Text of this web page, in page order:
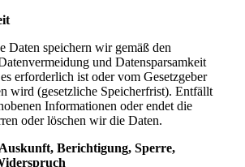
Daten speichern wir gemäß den
und Datensparsamkeit
erforderlich ist oder vom Gesetzgeber
wird (gesetzliche Speicherfrist). Entfällt
Informationen oder endet die
oder löschen wir die Daten.
Berichtigung, Sperre,